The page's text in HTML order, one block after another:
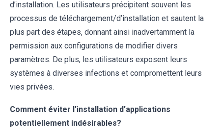
d’installation. Les utilisateurs précipitent souvent les
processus de téléchargement/d’installation et sautent la
plus part des étapes, donnant ainsi inadvertamment la
permission aux configurations de modifier divers
paramètres. De plus, les utilisateurs exposent leurs
systèmes à diverses infections et compromettent leurs
vies privées.
Comment éviter l’installation d’applications
potentiellement indésirables?